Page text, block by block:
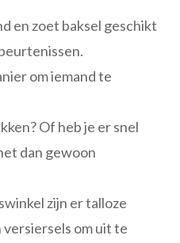
en zoet baksel geschikt
om iemand te
Of heb je er snel
dan gewoon
zijn er talloze
versiersels om uit te